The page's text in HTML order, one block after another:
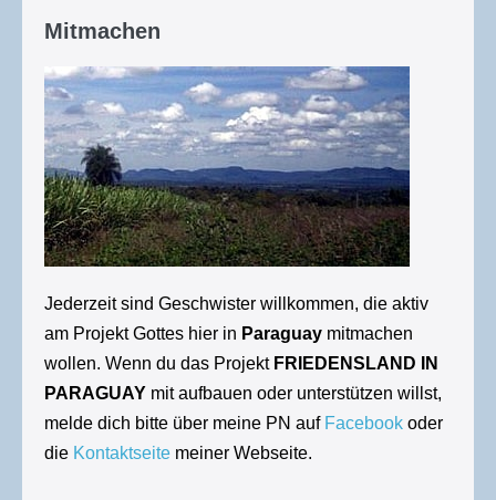
Mitmachen
Jederzeit sind Geschwister willkommen, die aktiv
am Projekt Gottes hier in Paraguay mitmachen
wollen. Wenn du das Projekt FRIEDENSLAND IN
PARAGUAY mit aufbauen oder unterstützen willst,
melde dich bitte über meine PN auf Facebook oder
die Kontaktseite meiner Webseite.